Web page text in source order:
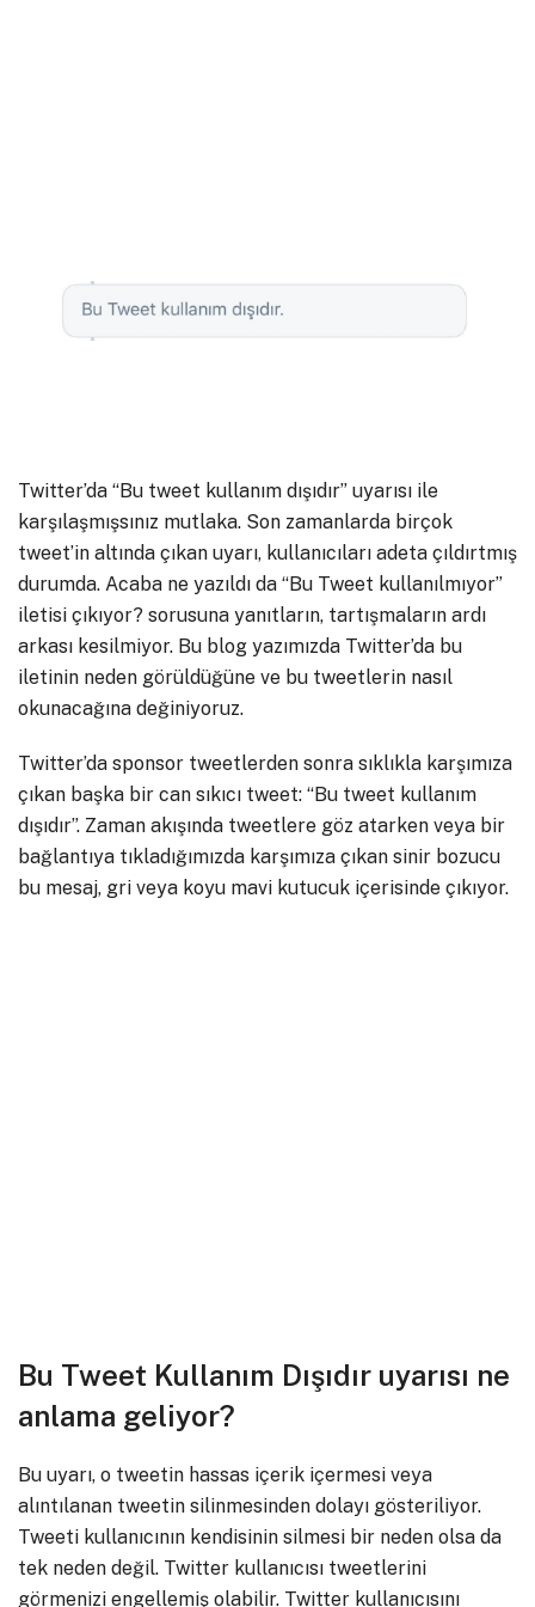
Twitter’da “Bu tweet kullanım dışıdır” uyarısı ile
karşılaşmışsınız mutlaka. Son zamanlarda birçok
tweet’in altında çıkan uyarı, kullanıcıları adeta çıldırtmış
durumda. Acaba ne yazıldı da “Bu Tweet kullanılmıyor”
iletisi çıkıyor? sorusuna yanıtların, tartışmaların ardı
arkası kesilmiyor. Bu blog yazımızda Twitter’da bu
iletinin neden görüldüğüne ve bu tweetlerin nasıl
okunacağına değiniyoruz.
Twitter’da sponsor tweetlerden sonra sıklıkla karşımıza
çıkan başka bir can sıkıcı tweet: “Bu tweet kullanım
dışıdır”. Zaman akışında tweetlere göz atarken veya bir
bağlantıya tıkladığımızda karşımıza çıkan sinir bozucu
bu mesaj, gri veya koyu mavi kutucuk içerisinde çıkıyor.
Bu Tweet Kullanım Dışıdır uyarısı ne
anlama geliyor?
Bu uyarı, o tweetin hassas içerik içermesi veya
alıntılanan tweetin silinmesinden dolayı gösteriliyor.
Tweeti kullanıcının kendisinin silmesi bir neden olsa da
tek neden değil. Twitter kullanıcısı tweetlerini
görmenizi engellemiş olabilir. Twitter kullanıcısını